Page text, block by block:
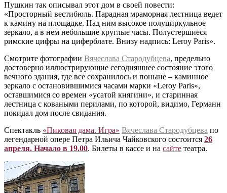
Пушкин так описывал этот дом в своей повести:
«Просторный вестибюль. Парадная мраморная лестница ведет
к камину на площадке. Над ним высокое полуциркульное
зеркало, а в нем небольшие круглые часы. Полустершиеся
римские цифры на циферблате. Внизу надпись: Leroy Paris».
Смотрите фотографии Вячеслава Стародубцева, предельно
достоверно иллюстрирующие сегодняшнее состояние этого
вечного здания, где все сохранилось и поныне – каминное
зеркало с остановившимися часами марки «Leroy Paris»,
оставшимися со времен «усатой княгини», и старинная
лестница с коваными перилами, по которой, видимо, Германн
покидал дом после свидания.
Спектакль «Пиковая дама. Игра» Вячеслава Стародубцева по
легендарной опере Петра Ильича Чайковского состоится 26
апреля. Начало в 19.00. Билеты в кассе и на сайте театра.